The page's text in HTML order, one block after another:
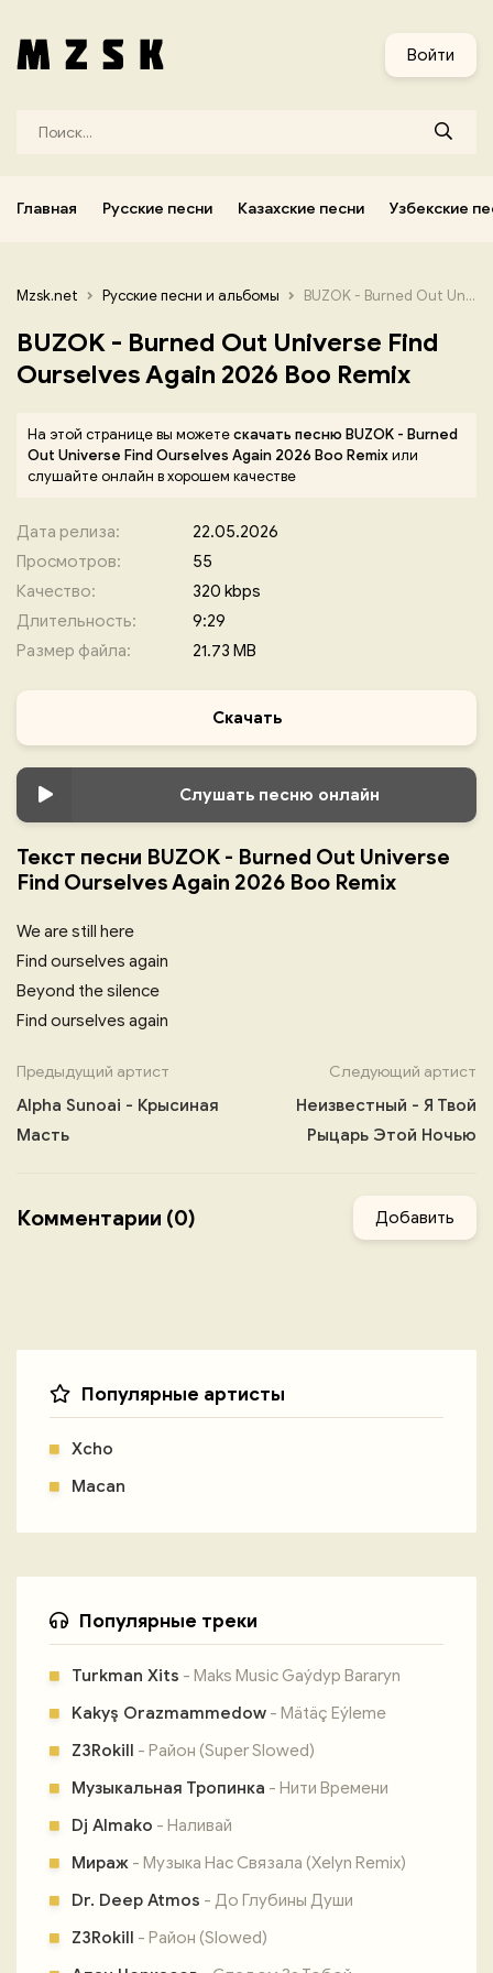
Войти
Главная Русские песни Казахские песни Узбекские
Mzsk.net Русские песни и альбомы BUZOK - Burned Out Universe Find Ourselves Again 2026 Boo Remix
BUZOK - Burned Out Universe Find
Ourselves Again 2026 Boo Remix
На этой странице вы можетескачать песню BUZOK - Burned
Out Universe Find Ourselves Again 2026 Boo Remixили
слушайте онлайн в хорошем качестве
Дата релиза:
22.05.2026
Просмотров:
55
Качество:
320 kbps
Длительность:
9:29
Размер файла:
21.73 MB
Скачать
Слушать песню онлайн
Текст песни BUZOK - Burned Out Universe
Find Ourselves Again 2026 Boo Remix
We are still here
Find ourselves again
Beyond the silence
Find ourselves again
Предыдущий артист
Alpha Sunoai - Крысиная
Масть
Следующий артист
Неизвестный - Я Твой
Рыцарь Этой Ночью
Комментарии (0) Добавить
Популярные артисты
Xcho
Macan
Популярные треки
Turkman Xits - Maks Music Gaýdyp Bararyn
Kakyş Orazmammedow - Mätäç Eýleme
Z3Rokill - Район (Super Slowed)
Музыкальная Тропинка - Нити Времени
Dj Almako - Наливай
Мираж - Музыка Нас Связала (Xelyn Remix)
Dr. Deep Atmos - До Глубины Души
Z3Rokill - Район (Slowed)
Узбекские песни Корейские песни